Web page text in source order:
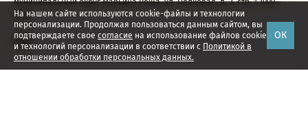
На нашем сайте используются cookie-файлы и технологии
персонализации. Продолжая пользоваться данным сайтом, вы
подтверждаете свое согласие на использование файлов cookie
и технологий персонализации в соответствии с Политикой в
отношении обработки персональных данных.
ОК
муниципальный округ Марьина Роща, ул. Полковая, д. 3, стр. 1 1999—
2026